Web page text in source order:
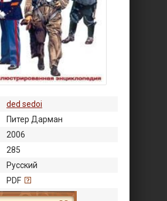
ded sedoi
Питер Дарман
2006
285
Русский
PDF